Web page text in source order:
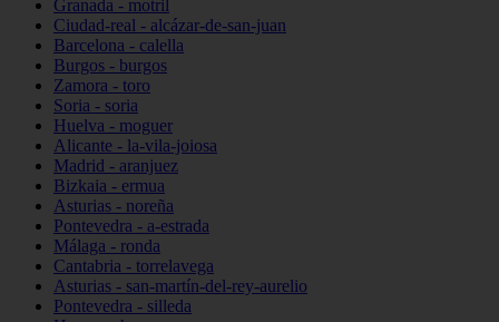
Granada - motril
Ciudad-real - alcázar-de-san-juan
Barcelona - calella
Burgos - burgos
Zamora - toro
Soria - soria
Huelva - moguer
Alicante - la-vila-joiosa
Madrid - aranjuez
Bizkaia - ermua
Asturias - noreña
Pontevedra - a-estrada
Málaga - ronda
Cantabria - torrelavega
Asturias - san-martín-del-rey-aurelio
Pontevedra - silleda